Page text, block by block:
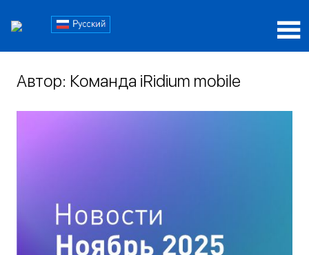
содержимому
Блог
Автор: Команда iRidium mobile